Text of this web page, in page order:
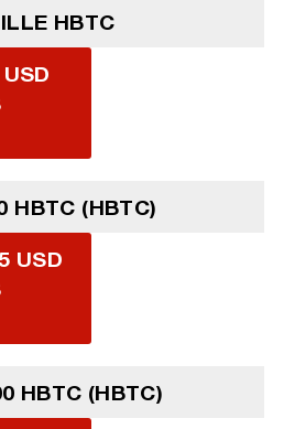
HBTC
HBTC (HBTC)
USD
HBTC (HBTC)